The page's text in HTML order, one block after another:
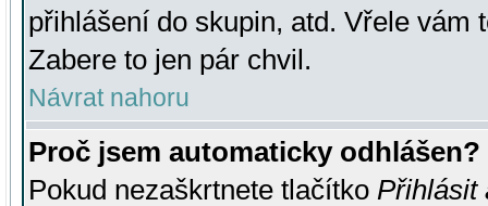
přihlášení do skupin, atd. Vřele vám
Zabere to jen pár chvil.
Návrat nahoru
Proč jsem automaticky odhlášen?
Pokud nezaškrtnete tlačítko Přihlásit